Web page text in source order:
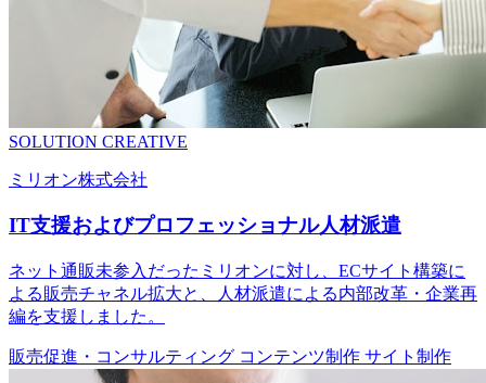
SOLUTION CREATIVE
ミリオン株式会社
IT支援およびプロフェッショナル人材派遣
ネット通販未参入だったミリオンに対し、ECサイト構築に
よる販売チャネル拡大と、人材派遣による内部改革・企業再
編を支援しました。
販売促進・コンサルティング コンテンツ制作 サイト制作